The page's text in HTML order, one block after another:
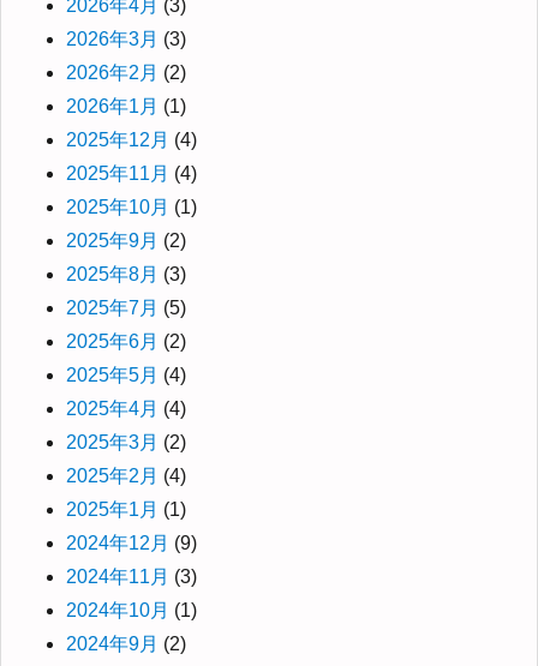
2026年4月 (3)
2026年3月 (3)
2026年2月 (2)
2026年1月 (1)
2025年12月 (4)
2025年11月 (4)
2025年10月 (1)
2025年9月 (2)
2025年8月 (3)
2025年7月 (5)
2025年6月 (2)
2025年5月 (4)
2025年4月 (4)
2025年3月 (2)
2025年2月 (4)
2025年1月 (1)
2024年12月 (9)
2024年11月 (3)
2024年10月 (1)
2024年9月 (2)